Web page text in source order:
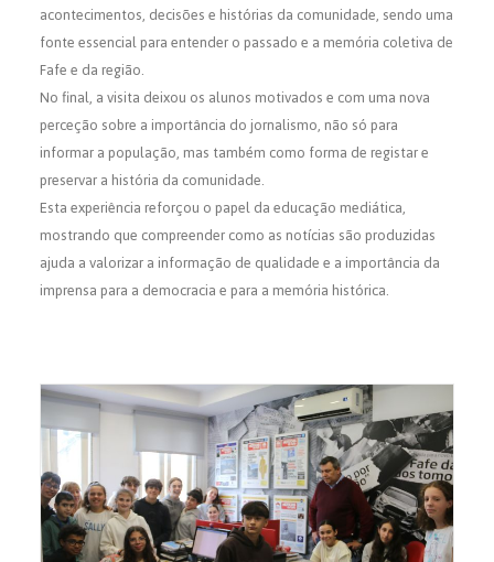
acontecimentos, decisões e histórias da comunidade, sendo uma
fonte essencial para entender o passado e a memória coletiva de
Fafe e da região.
No final, a visita deixou os alunos motivados e com uma nova
perceção sobre a importância do jornalismo, não só para
informar a população, mas também como forma de registar e
preservar a história da comunidade.
Esta experiência reforçou o papel da educação mediática,
mostrando que compreender como as notícias são produzidas
ajuda a valorizar a informação de qualidade e a importância da
imprensa para a democracia e para a memória histórica.